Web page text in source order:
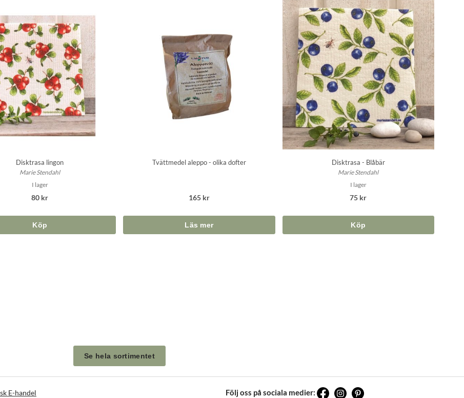
Disktrasa lingon
Marie Stendahl
I lager
80 kr
Köp
Tvättmedel aleppo - olika dofter
165 kr
Disktrasa - Blåbär
Marie Stendahl
I lager
75 kr
Köp
Se hela sortimentet
E-handel Följ oss på sociala medier: